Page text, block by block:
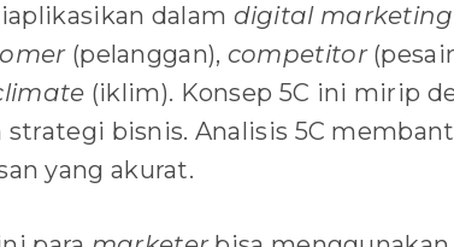
dalam digital marketing
(pelanggan), competitor
(iklim). Konsep 5C ini mirip
bisnis. Analisis 5C
yang akurat.